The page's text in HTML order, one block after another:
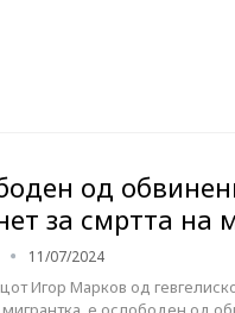
од
за смртта на
11/07/2024
Игор Марков од